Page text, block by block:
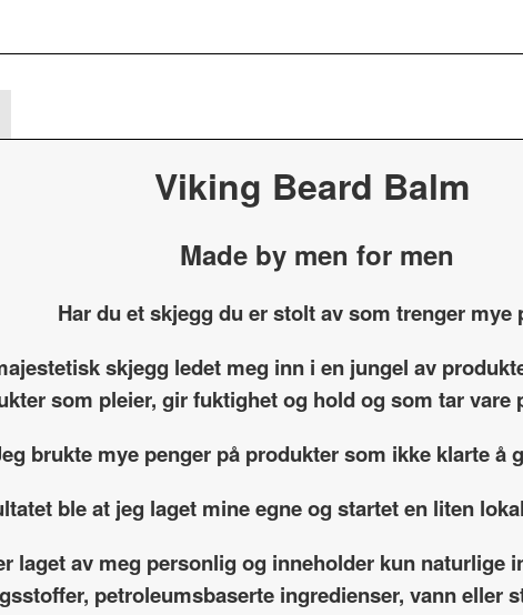
Viking Beard Balm
Made by men for men
Har du et skjegg du er stolt av som trenger mye
skjegg ledet meg inn i en jungel av
som pleier, gir fuktighet og hold og som tar
brukte mye penger på produkter som ikke klarte å
ble at jeg laget mine egne og startet en liten
laget av meg personlig og inneholder kun naturlige
petroleumsbaserte ingredienser, vann eller